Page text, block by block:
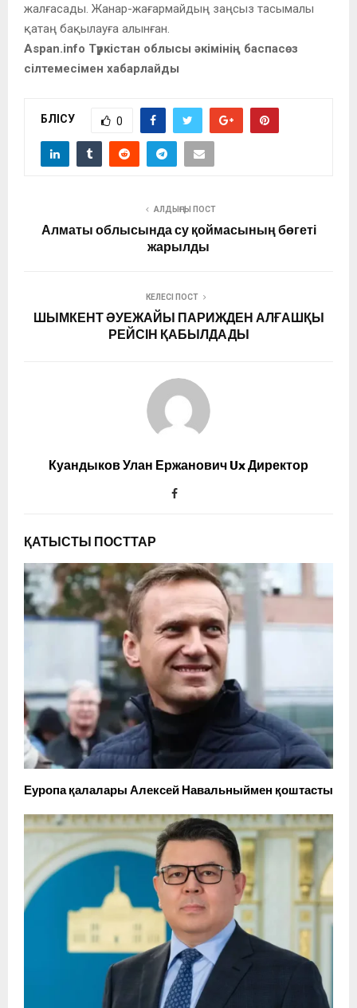
жалғасады. Жанар-жағармайдың заңсыз тасымалы
қатаң бақылауға алынған.
Aspan.info Түркістан облысы әкімінің баспасөз
сілтемесімен хабарлайды
БӨЛІСУ 0
АЛДЫҢҒЫ ПОСТ
Алматы облысында су қоймасының бөгеті
жарылды
КЕЛЕСІ ПОСТ
ШЫМКЕНТ ӘУЕЖАЙЫ ПАРИЖДЕН АЛҒАШҚЫ
РЕЙСІН ҚАБЫЛДАДЫ
Куандыков Улан Ержанович Ux Директор
ҚАТЫСТЫ ПОСТТАР
Еуропа қалалары Алексей Навальныймен қоштасты